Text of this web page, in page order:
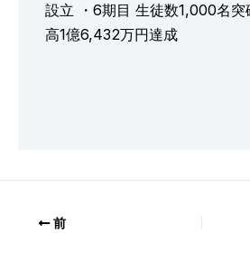
設立 ・6期目 生徒数1,000名
高1億6,432万円達成
前